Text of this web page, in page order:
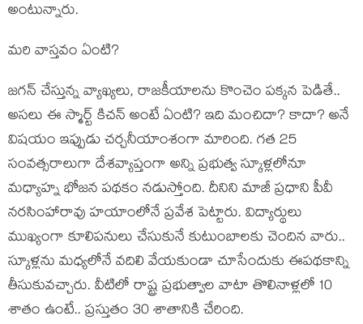
అంటున్నారు.
మ‌రి వాస్త‌వం ఏంటి?
జ‌గ‌న్ చేస్తున్న వ్యాఖ్య‌లు, రాజ‌కీయాల‌ను కొంచెం ప‌క్క‌న పెడితే..
అస‌లు ఈ స్మార్ట్ కిచ‌న్ అంటే ఏంటి? ఇది మంచిదా? కాదా? అనే
విష‌యం ఇప్పుడు చ‌ర్చ‌నీయాంశంగా మారింది. గ‌త 25
సంవ‌త్స‌రాలుగా దేశ‌వ్యాప్తంగా అన్ని ప్ర‌భుత్వ స్కూళ్ల‌లోనూ
మ‌ధ్యాహ్న భోజ‌న ప‌థ‌కం న‌డుస్తోంది. దీనిని మాజీ ప్ర‌ధాని పీవీ
న‌ర‌సింహారావు హ‌యాంలోనే ప్ర‌వేశ పెట్టారు. విద్యార్థులు
ముఖ్యంగా కూలిప‌నులు చేసుకునే కుటుంబాల‌కు చెందిన వారు..
స్కూళ్ల‌ను మ‌ధ్య‌లోనే వ‌దిలి వేయ‌కుండా చూసేందుకు ఈప‌థ‌కాన్ని
తీసుకువ‌చ్చారు. వీటిలో రాష్ట్ర ప్ర‌భుత్వాల వాటా తొలినాళ్ల‌లో 10
శాతం ఉంటే.. ప్ర‌స్తుతం 30 శాతానికి చేరింది.